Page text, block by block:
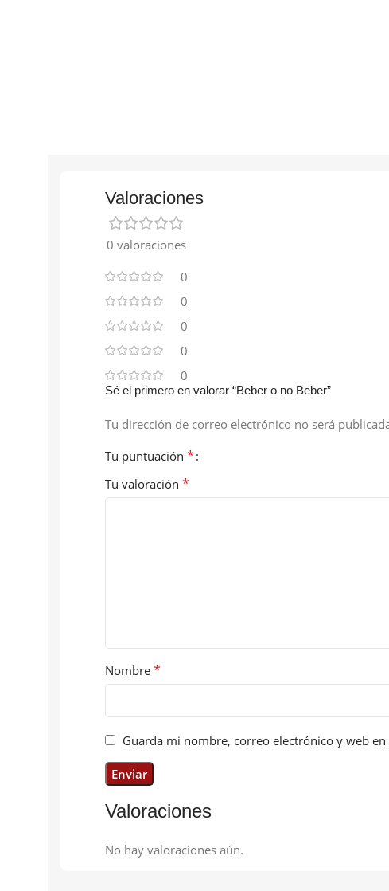
Valoraciones
0 valoraciones
0
0
0
0
0
Valoraciones
No hay valoraciones aún.
Sé el primero en valorar “Beber o no Beber”
Tu dirección de correo electrónico no será
Tu puntuación *
Tu valoración *
Nombre *
Guarda mi nombre, correo electrónico y web